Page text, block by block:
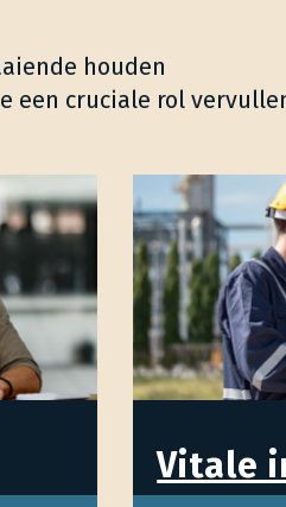
houden
een cruciale rol
Vitale